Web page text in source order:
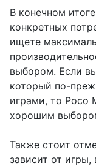
В конечном
конкретных
ищете
выбором. Если
который по-
играми, то Poco
хорошим
Также стоит
зависит от